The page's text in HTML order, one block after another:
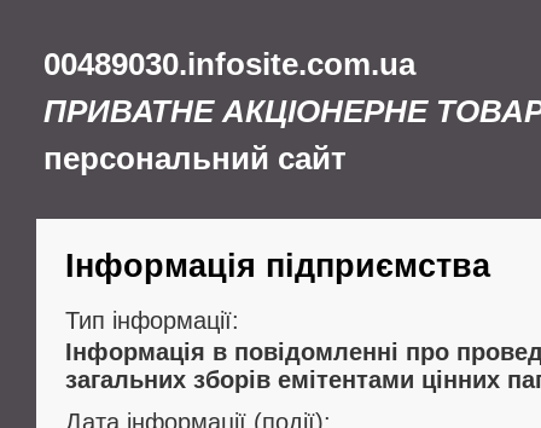
00489030.infosite.com.ua
ПРИВАТНЕ АКЦІОНЕРНЕ
персональний сайт
Інформація підприємства
Тип інформації:
Інформація в повідомленні про
загальних зборів емітентами цінних
Дата інформації (події):